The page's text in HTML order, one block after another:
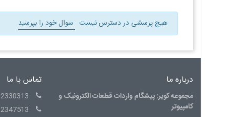
هیچ پرسشی در دسترس نیست سوال خود را بپرسید
درباره ما
مجموعه کویر: پیشگام واردات قطعات الکترونیک و
کامپیوتر
تماس با ما